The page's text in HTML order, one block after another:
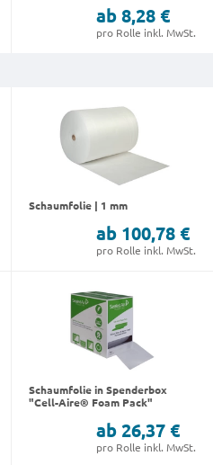
ab 8,28 €
pro Rolle inkl. MwSt.
Schaumfolie | 1 mm
ab 100,78 €
pro Rolle inkl. MwSt.
Schaumfolie in Spenderbox
"Cell-Aire® Foam Pack"
ab 26,37 €
pro Rolle inkl. MwSt.